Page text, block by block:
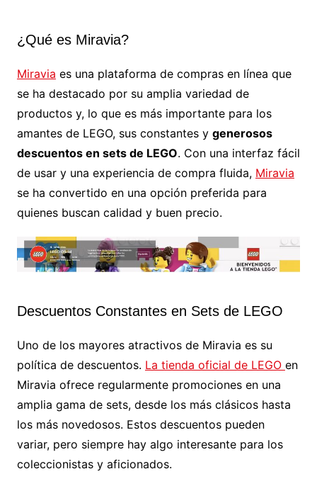
¿Qué es Miravia?
Miravia es una plataforma de compras en línea que
se ha destacado por su amplia variedad de
productos y, lo que es más importante para los
amantes de LEGO, sus constantes y generosos
descuentos en sets de LEGO. Con una interfaz fácil
de usar y una experiencia de compra fluida, Miravia
se ha convertido en una opción preferida para
quienes buscan calidad y buen precio.
Descuentos Constantes en Sets de LEGO
Uno de los mayores atractivos de Miravia es su
política de descuentos. La tienda oficial de LEGO en
Miravia ofrece regularmente promociones en una
amplia gama de sets, desde los más clásicos hasta
los más novedosos. Estos descuentos pueden
variar, pero siempre hay algo interesante para los
coleccionistas y aficionados.